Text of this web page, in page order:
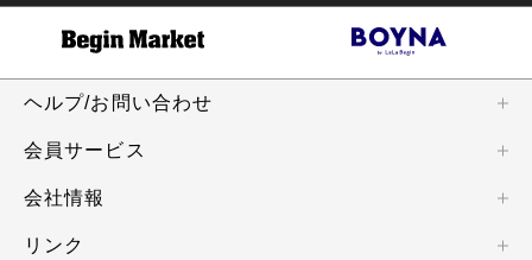
ヘルプ/お問い合わせ
会員サービス
会社情報
リンク